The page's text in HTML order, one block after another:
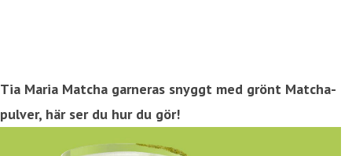
Tia Maria Matcha garneras snyggt med grönt Matcha-
pulver, här ser du hur du gör!